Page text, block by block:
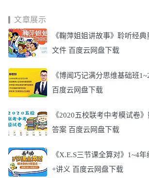
文章展示
《鞠萍姐姐讲故事》聆听经
文件 百度云网盘下载
《博闻巧记满分思维基础班
百度云网盘下载
《2020五校联考中考模试卷
答案 百度云网盘下载
《X.E.S三节课全算对》1~4
+讲义 百度云网盘下载